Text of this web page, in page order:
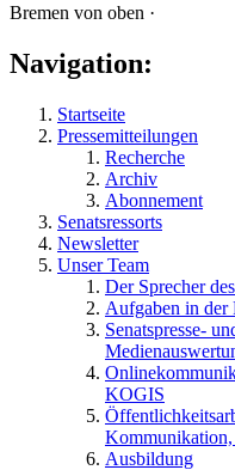
Bremen von oben ·
Navigation:
Startseite
Pressemitteilungen
Recherche
Archiv
Abonnement
Senatsressorts
Newsletter
Unser Team
Der Sprecher
Aufgaben in der
Senatspresse-
KOGIS
Kommunikation,
Ausbildung